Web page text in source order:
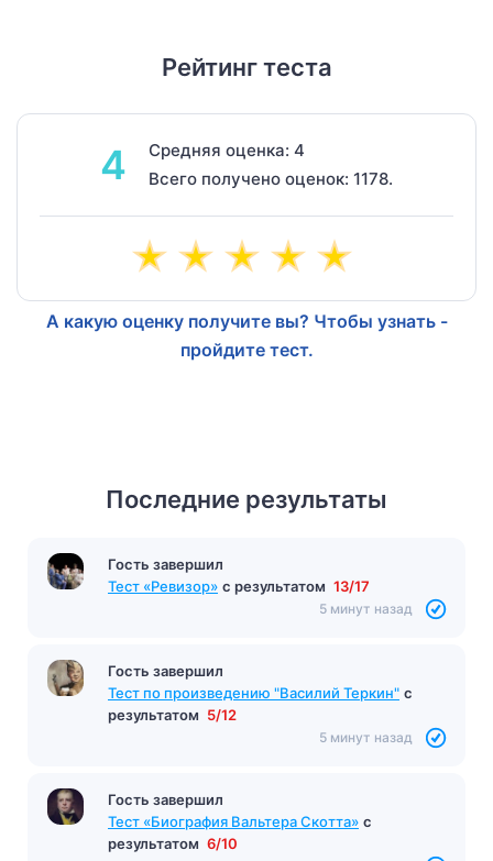
Рейтинг теста
4
Средняя оценка: 4
Всего получено оценок: 1178.
А какую оценку получите вы? Чтобы узнать -
пройдите тест.
Последние результаты
Гость завершил
Тест «Ревизор» с результатом 13/17
5 минут назад
Гость завершил
Тест по произведению "Василий Теркин" с
результатом 5/12
5 минут назад
Гость завершил
Тест «Биография Вальтера Скотта» с
результатом 6/10